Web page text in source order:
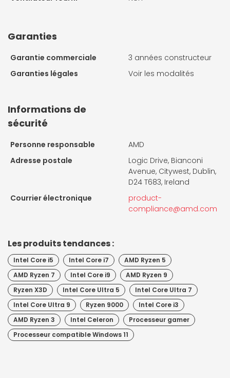
Garanties
Garantie commerciale
3 années constructeur
Garanties légales
Voir les modalités
Informations de
sécurité
Personne responsable
AMD
Adresse postale
Logic Drive, Bianconi
Avenue, Citywest, Dublin,
D24 T683, Ireland
Courrier électronique
product-
compliance@amd.com
Les produits tendances :
Intel Core i5 Intel Core i7
AMD Ryzen 5
AMD Ryzen 7
Intel Core i9
AMD Ryzen 9
Ryzen X3D
Intel Core Ultra 5
Intel Core Ultra 7
Intel Core Ultra 9
Ryzen 9000
Intel Core i3
AMD Ryzen 3
Intel Celeron
Processeur gamer
Processeur compatible Windows 11